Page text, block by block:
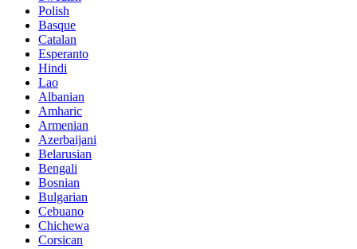
Polish
Basque
Catalan
Esperanto
Hindi
Lao
Albanian
Amharic
Armenian
Azerbaijani
Belarusian
Bengali
Bosnian
Bulgarian
Cebuano
Chichewa
Corsican